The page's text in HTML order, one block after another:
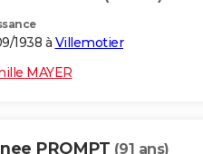
1938 à Villemotier
MAYER
PROMPT (91 ans)